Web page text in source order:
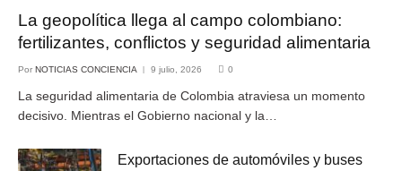
La geopolítica llega al campo colombiano:
fertilizantes, conflictos y seguridad alimentaria
Por NOTICIAS CONCIENCIA 9 julio, 2026 0
La seguridad alimentaria de Colombia atraviesa un momento
decisivo. Mientras el Gobierno nacional y la…
Exportaciones de automóviles y buses